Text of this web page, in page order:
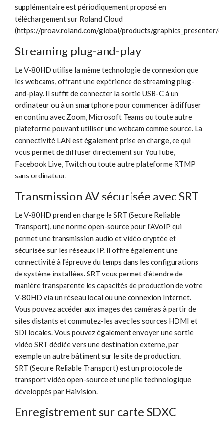
supplémentaire est périodiquement proposé en
téléchargement sur Roland Cloud
(https://proav.roland.com/global/products/
Streaming plug-and-play
Le V-80HD utilise la même technologie de connexion que
les webcams, offrant une expérience de streaming plug-
and-play. Il suffit de connecter la sortie USB-C à un
ordinateur ou à un smartphone pour commencer à diffuser
en continu avec Zoom, Microsoft Teams ou toute autre
plateforme pouvant utiliser une webcam comme source. La
connectivité LAN est également prise en charge, ce qui
vous permet de diffuser directement sur YouTube,
Facebook Live, Twitch ou toute autre plateforme RTMP
sans ordinateur.
Transmission AV sécurisée avec SRT
Le V-80HD prend en charge le SRT (Secure Reliable
Transport), une norme open-source pour l'AVoIP qui
permet une transmission audio et vidéo cryptée et
sécurisée sur les réseaux IP. Il offre également une
connectivité à l'épreuve du temps dans les configurations
de système installées. SRT vous permet d'étendre de
manière transparente les capacités de production de votre
V-80HD via un réseau local ou une connexion Internet.
Vous pouvez accéder aux images des caméras à partir de
sites distants et commutez-les avec les sources HDMI et
SDI locales. Vous pouvez également envoyer une sortie
vidéo SRT dédiée vers une destination externe, par
exemple un autre bâtiment sur le site de production.
SRT (Secure Reliable Transport) est un protocole de
transport vidéo open-source et une pile technologique
développés par Haivision.
Enregistrement sur carte SDXC